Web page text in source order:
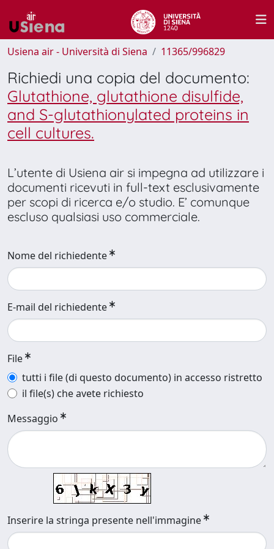
Usiena air - Università di Siena 11365/996829
Richiedi una copia del documento:
Glutathione, glutathione disulfide,
and S-glutathionylated proteins in
cell cultures.
L’utente di Usiena air si impegna ad utilizzare i
documenti ricevuti in full-text esclusivamente
per scopi di ricerca e/o studio. E’ comunque
escluso qualsiasi uso commerciale.
Nome del richiedente
E-mail del richiedente
File
tutti i file (di questo documento) in accesso ristretto
il file(s) che avete richiesto
Messaggio
Inserire la stringa presente nell'immagine